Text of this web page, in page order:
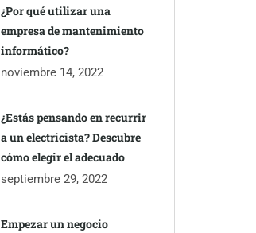
¿Por qué utilizar una
empresa de mantenimiento
informático?
noviembre 14, 2022
¿Estás pensando en recurrir
a un electricista? Descubre
cómo elegir el adecuado
septiembre 29, 2022
Empezar un negocio